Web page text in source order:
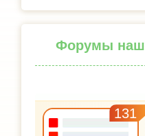
Форумы
131